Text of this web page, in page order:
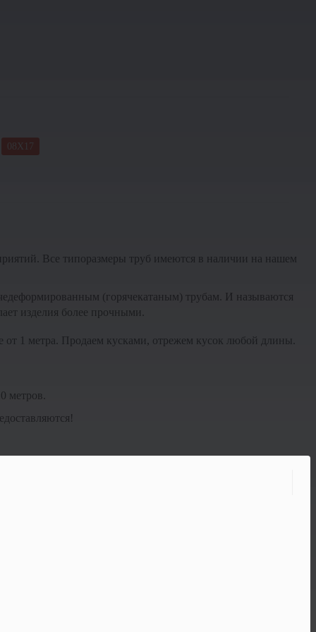
08Х17
Все типоразмеры труб имеются в наличии на нашем
(горячекатаным) трубам. И называются
изделия более прочными.
1 метра. Продаем кусками, отрежем кусок любой длины.
метров.